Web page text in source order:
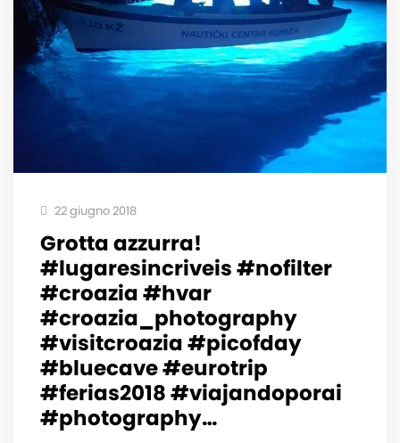
22 giugno 2018
Grotta azzurra!
#lugaresincriveis #nofilter
#croazia #hvar
#croazia_photography
#visitcroazia #picofday
#bluecave #eurotrip
#ferias2018 #viajandoporai
#photography…